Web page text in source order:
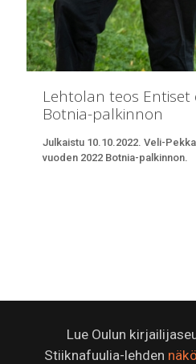
Lehtolan teos Entiset
Botnia-palkinnon
Julkaistu 10.10.2022. Veli-
vuoden 2022 Botnia-palkinnon.
Lue Oulun
Stiiknafuulia-lehden